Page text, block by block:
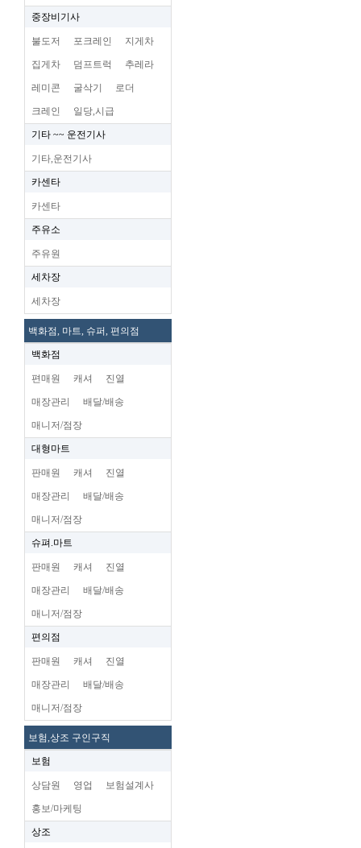
중장비기사
불도저 포크레인 지게차
집게차 덤프트럭 추레라
레미콘 굴삭기 로더
크레인 일당,시급
기타 ~~ 운전기사
기타,운전기사
카센타
카센타
주유소
주유원
세차장
세차장
백화점, 마트, 슈퍼, 편의점
백화점
편매원 캐셔 진열
매장관리 배달/배송
매니저/점장
대형마트
판매원 캐셔 진열
매장관리 배달/배송
매니저/점장
슈펴.마트
판매원 캐셔 진열
매장관리 배달/배송
매니저/점장
편의점
판매원 캐셔 진열
매장관리 배달/배송
매니저/점장
보험,상조 구인구직
보험
상담원 영업 보험설계사
홍보/마케팅
상조